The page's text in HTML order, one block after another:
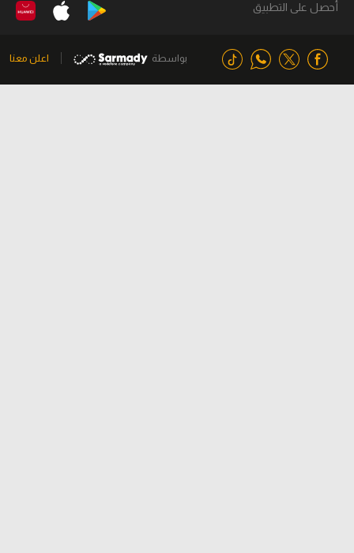
أحصل على التطبيق
بواسطة اعلن معنا